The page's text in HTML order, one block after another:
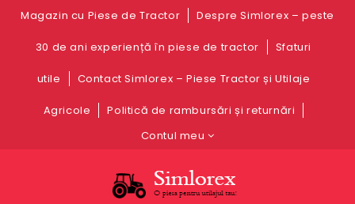
Magazin cu Piese de Tractor Despre Simlorex – peste
30 de ani experiență în piese de tractor Sfaturi
utile Contact Simlorex – Piese Tractor și Utilaje
Agricole
Politică de rambursări și returnări
Contul meu